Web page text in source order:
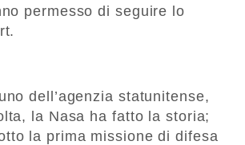
permesso di seguire lo
dell’agenzia statunitense,
la Nasa ha fatto la storia;
la prima missione di difesa